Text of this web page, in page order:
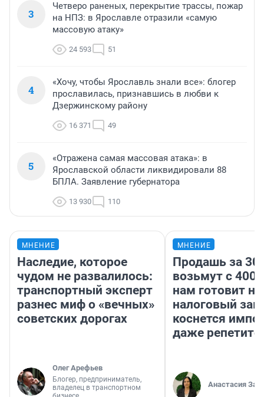
3
Четверо раненых, перекрытие трассы, пожар
на НПЗ: в Ярославле отразили «самую
массовую атаку»
24 593 51
4
«Хочу, чтобы Ярославль знали все»: блогер
прославилась, признавшись в любви к
Дзержинскому району
16 371 49
5
«Отражена самая массовая атака»: в
Ярославской области ликвидировали 88
БПЛА. Заявление губернатора
13 930 110
МНЕНИЕ
Наследие, которое
чудом не развалилось:
транспортный эксперт
разнес миф о «вечных»
советских дорогах
Олег Арефьев
Блогер, предприниматель,
владелец в транспортном
МНЕНИЕ
Продашь за
возьмут с
нам готовит
налоговый
коснется
даже
Анастасия